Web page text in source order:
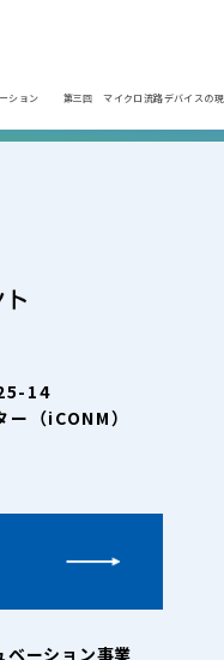
ション 第三回 マイクロ流路デバイスの
14
（iCONM）
ベーション事業